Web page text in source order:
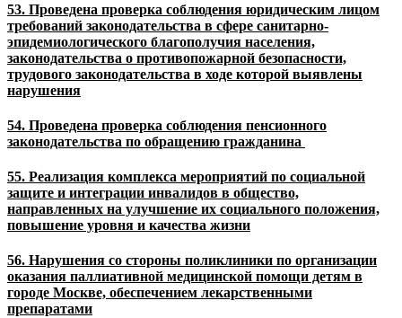
53. Проведена проверка соблюдения юридическим лицом
требований законодательства в сфере санитарно-
эпидемиологического благополучия населения,
законодательства о противопожарной безопасности,
трудового законодательства в ходе которой выявлены
нарушения
54. Проведена проверка соблюдения пенсионного
законодательства по обращению гражданина
55. Реализация комплекса мероприятий по социальной
защите и интеграции инвалидов в общество,
направленных на улучшение их социального положения,
повышение уровня и качества жизни
56. Нарушения со стороны поликлиники по организации
оказания паллиативной медицинской помощи детям в
городе Москве, обеспечением лекарственными
препаратами